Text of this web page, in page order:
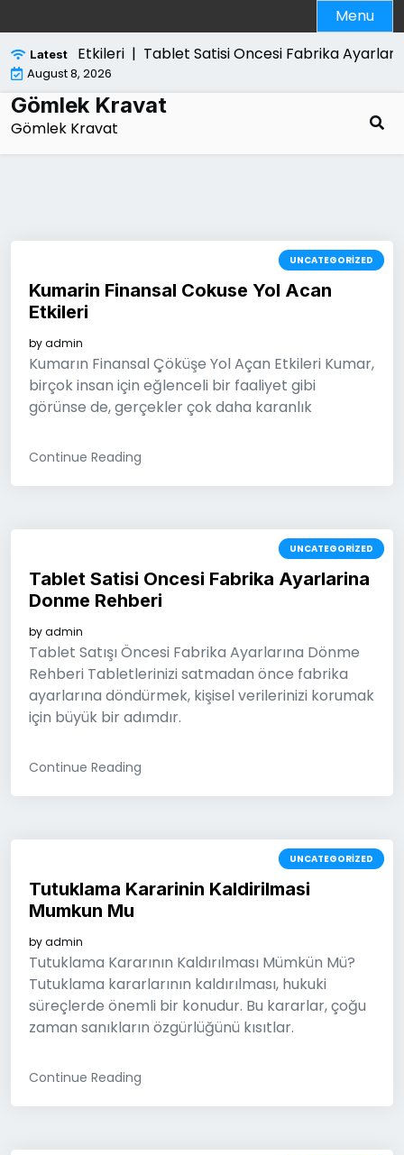
to
content
Menu
Latest
Acan Etkileri | Tablet Satisi Oncesi Fabrika
August 8, 2026
Gömlek Kravat
Gömlek Kravat
UNCATEGORIZED
Kumarin Finansal Cokuse Yol Acan
Etkileri
byadmin
Kumarın Finansal Çöküşe Yol Açan Etkileri Kumar,
birçok insan için eğlenceli bir faaliyet gibi
görünse de, gerçekler çok daha karanlık
Continue Reading
UNCATEGORIZED
Tablet Satisi Oncesi Fabrika Ayarlarina
Donme Rehberi
byadmin
Tablet Satışı Öncesi Fabrika Ayarlarına Dönme
Rehberi Tabletlerinizi satmadan önce fabrika
ayarlarına döndürmek, kişisel verilerinizi korumak
için büyük bir adımdır.
Continue Reading
UNCATEGORIZED
Tutuklama Kararinin Kaldirilmasi
Mumkun Mu
byadmin
Tutuklama Kararının Kaldırılması Mümkün Mü?
Tutuklama kararlarının kaldırılması, hukuki
süreçlerde önemli bir konudur. Bu kararlar, çoğu
zaman sanıkların özgürlüğünü kısıtlar.
Continue Reading